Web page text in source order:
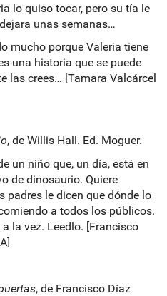
lo quiso tocar, pero su tía le
unas semanas…
mucho porque Valeria tiene
una historia que se puede
las crees… [Tamara Valcárcel
, de Willis Hall. Ed. Moguer.
un niño que, un día, está en
de dinosaurio. Quiere
padres le dicen que dónde lo
a todos los públicos.
la vez. Leedlo. [Francisco
, de Francisco Díaz